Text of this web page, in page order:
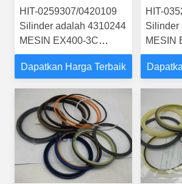
HIT-0259307/0420109
Silinder adalah 4310244
MESIN EX400-3C
EXCAVATOR
STEERING BOOM ARM
SILINDER HIDROLIK
Dapatkan Harga Terbaik
HIT-
Silinder
MESIN